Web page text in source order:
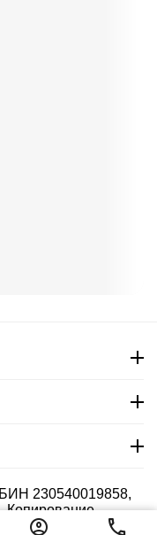
230540019858,
Копирование
источника